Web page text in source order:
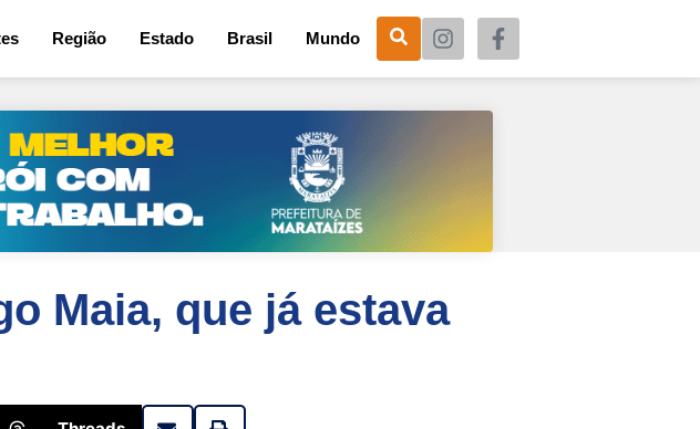
Região Estado Brasil Mundo
Maia, que já estava